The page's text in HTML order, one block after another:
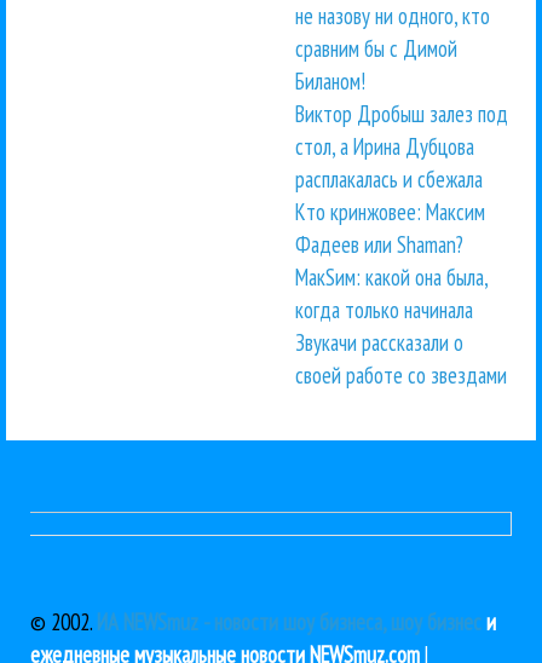
не назову ни одного, кто
сравним бы с Димой
Биланом!
Виктор Дробыш залез под
стол, а Ирина Дубцова
расплакалась и сбежала
Кто кринжовее: Максим
Фадеев или Shaman?
МакSим: какой она была,
когда только начинала
Звукачи рассказали о
своей работе со звездами
© 2002. ИА NEWSmuz - новости шоу бизнеса, шоу бизнеси
ежедневные музыкальные новости NEWSmuz.com|